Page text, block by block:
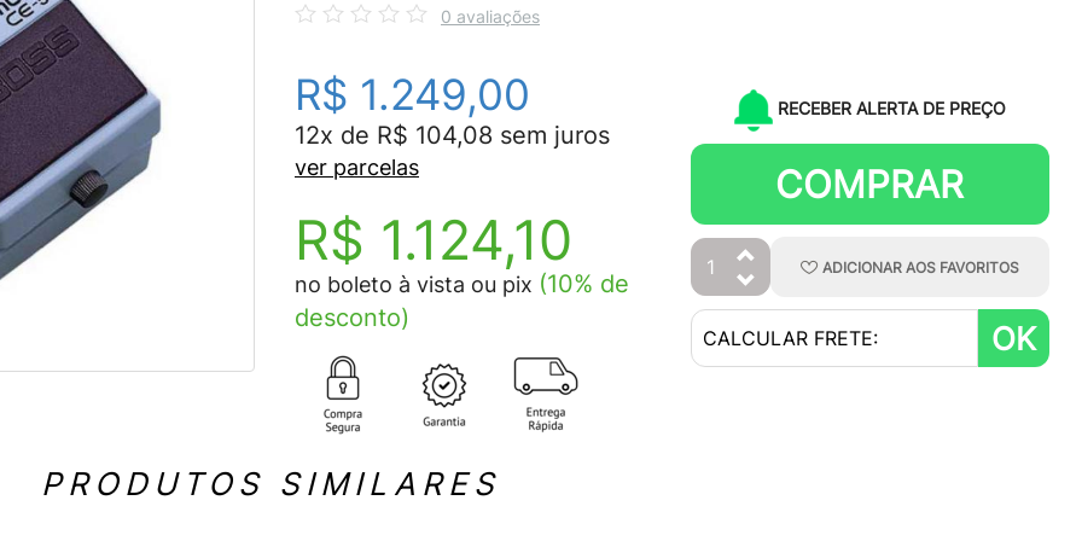
0 avaliações
R$ 1.249,00
12x de R$ 104,08 sem juros
ver parcelas
R$ 1.124,10
no boleto à vista ou pix (10% de
desconto)
RECEBER ALERTA DE PREÇO
COMPRAR
ADICIONAR AOSFAVORITOS
OK
PRODUTOS SIMILARES